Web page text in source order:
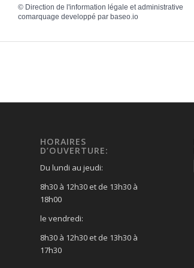
© Direction de l'information légale et administrative
comarquage developpé par baseo.io
HORAIRES
D’OUVERTURE:
Du lundi au jeudi:
8h30 à 12h30 et de 13h30 à
18h00
le vendredi:
8h30 à 12h30 et de 13h30 à
17h30